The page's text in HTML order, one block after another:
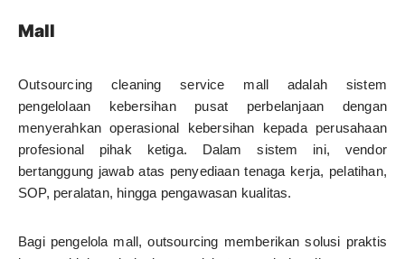
Mall
Outsourcing cleaning service mall adalah sistem
pengelolaan kebersihan pusat perbelanjaan dengan
menyerahkan operasional kebersihan kepada perusahaan
profesional pihak ketiga. Dalam sistem ini, vendor
bertanggung jawab atas penyediaan tenaga kerja, pelatihan,
SOP, peralatan, hingga pengawasan kualitas.
Bagi pengelola mall, outsourcing memberikan solusi praktis